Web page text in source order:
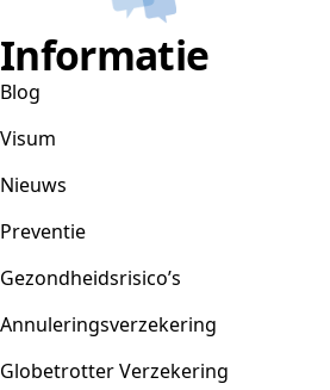
Informatie
Blog
Visum
Nieuws
Preventie
Gezondheidsrisico’s
Annuleringsverzekering
Globetrotter Verzekering